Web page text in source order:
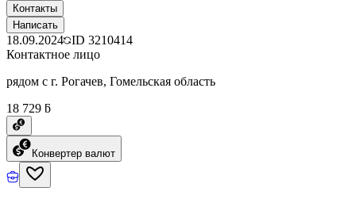
Контакты
Написать
18.09.2024 ID 3210414
Контактное лицо
рядом с г. Рогачев, Гомельская область
18 729 ƃ
Конвертер валют